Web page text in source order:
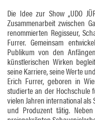
Die Idee zur Show „UDO
Zusammenarbeit zwischen
renommierten Regisseur,
Furrer. Gemeinsam
Publikum von den
künstlerischen Wirken
seine Karriere, seine Werte
Erich Furrer, geboren in
studierte an der Hochschule
vielen Jahren international als
und Produzent tätig.